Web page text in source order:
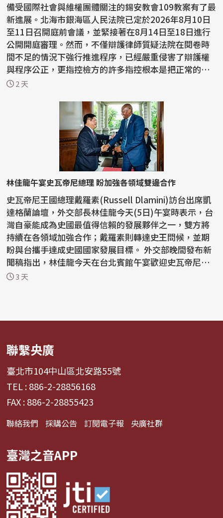
備受國際社會與維權團體關注的錫安教會109教案有了最
新進展。北海市銀海區人民法院已定於2026年8月10日
至11日召開庭前會議，並緊接著在8月14日至18日進行
公開開庭審理。然而，不僅辯護律師質疑法院在閱卷時
間不足的情況下強行推進程序，已經嚴重侵害了辯護權
與程序公正，更指控檢方的許多指控根本是把正常的宗
教活動...
2 天
林佳龍午宴史瓦帝尼總理 盼加強各領域雙邊合作
史瓦帝尼王國總理戴羅素(Russell Dlamini)訪台出席凱
達格蘭論壇，外交部長林佳龍今天(5日)午宴時表示，台
灣自豪能成為史國最值得信賴的發展夥伴之一，雙方將
持續在各領域加強合作；戴羅素則轉達史王問候，並期
盼與台攜手達成史國國家發展目標。 外交部晚間發布新
聞稿指出，林佳龍今天在台北賓館午宴歡迎史瓦帝尼王
國...3 天
聯繫央廣
臺北市104中山區北安路55號
TEL : 886-2-28856168
FAX : 886-2-28855423
聯絡我們 採購公告 訂閱電子報 央廣社群
臺灣之音APP